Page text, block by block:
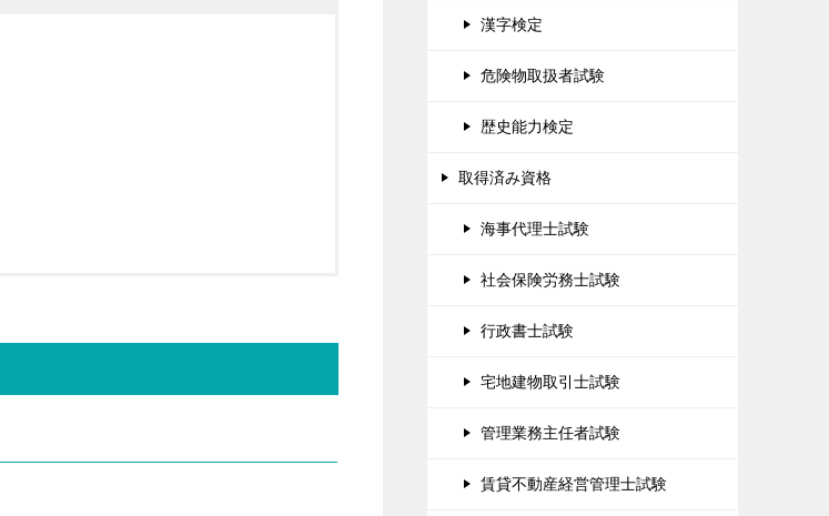
漢字検定
危険物取扱者試験
歴史能力検定
取得済み資格
海事代理士試験
社会保険労務士試験
行政書士試験
宅地建物取引士試験
管理業務主任者試験
賃貸不動産経営管理士試験